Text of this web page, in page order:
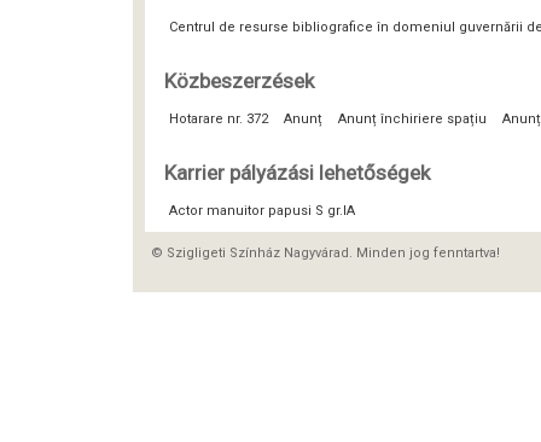
Centrul de resurse bibliografice în domeniul guvernării
Közbeszerzések
Hotarare nr. 372 Anunț Anunț închiriere spațiu
Karrier pályázási lehetőségek
Actor manuitor papusi S gr.IA
© Szigligeti Színház Nagyvárad. Minden jog fenntartva!